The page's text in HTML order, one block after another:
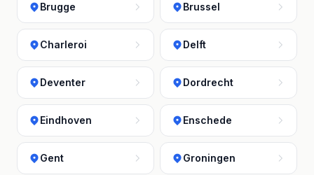
Brugge Brussel
Charleroi Delft
Deventer Dordrecht
Eindhoven Enschede
Gent Groningen